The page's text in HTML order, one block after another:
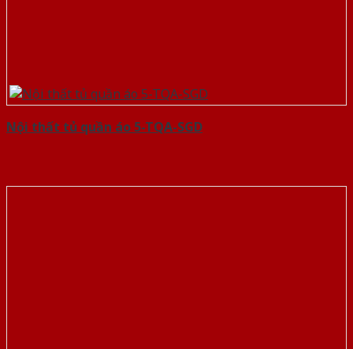
Nội thất tủ quần áo 5-TQA-SGD